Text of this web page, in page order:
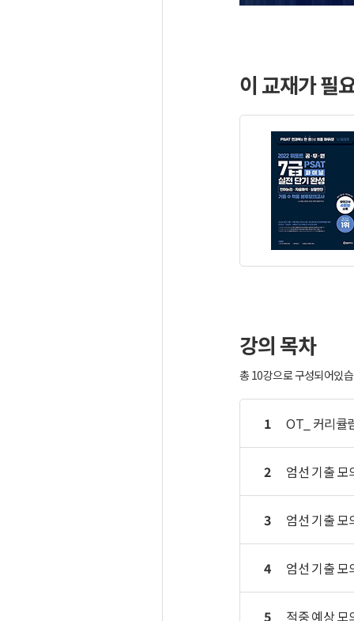
이 교재가 필
강의 목차
총 10강으로 구성되어있
1 OT_ 커리큘
2 엄선 기출
3 엄선 기출
4 엄선 기출
5 적중 예상